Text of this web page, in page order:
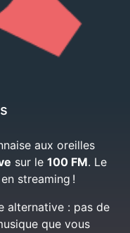
aux oreilles
sur le 100 FM. Le
streaming !
alternative : pas de
que vous